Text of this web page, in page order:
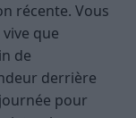
récente. Vous
que
de
derrière
pour